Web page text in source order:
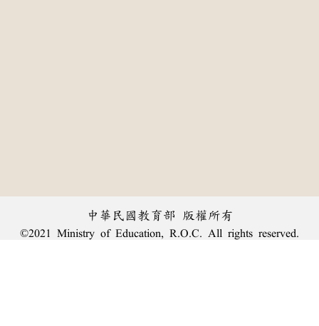
中華民國教育部 版權所有
©2021 Ministry of Education, R.O.C. All rights reserved.